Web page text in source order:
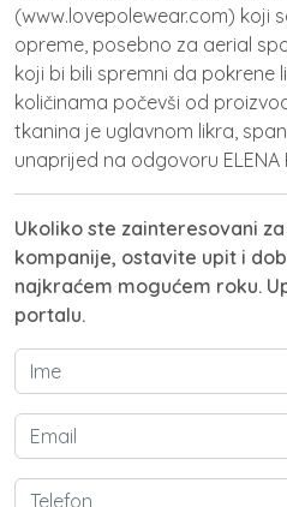
(www.lovepolewear.com) koji
opreme, posebno za aerial
koji bi bili spremni da pokrene
količinama počevši od
tkanina je uglavnom likra,
unaprijed na odgovoru ELENA
Ukoliko ste zainteresovani
kompanije, ostavite upit i
najkraćem mogućem roku.
portalu.